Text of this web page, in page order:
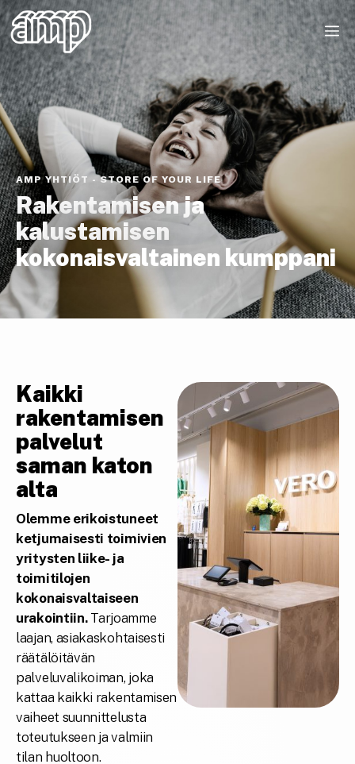
AMP YHTIÖT - STORE OF YOUR LIFE
Rakentamisen ja
kalustamisen
kokonaisvaltainen kumppani
Kaikki
rakentamisen
palvelut
saman katon
alta
Olemme erikoistuneet
ketjumaisesti toimivien
yritysten liike- ja
toimitilojen
kokonaisvaltaiseen
urakointiin.Tarjoamme
laajan, asiakaskohtaisesti
räätälöitävän
palveluvalikoiman, joka
kattaa kaikki rakentamisen
vaiheet suunnittelusta
toteutukseen ja valmiin
tilan huoltoon.